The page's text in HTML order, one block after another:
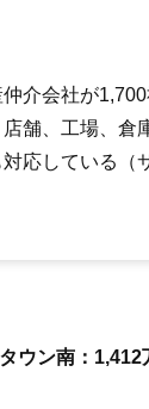
介会社が
舗、工場、倉
応している（
ウン南：